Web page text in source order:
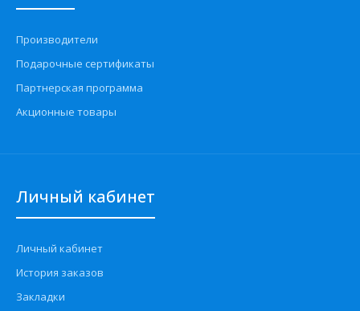
Производители
Подарочные сертификаты
Партнерская программа
Акционные товары
Личный кабинет
Личный кабинет
История заказов
Закладки